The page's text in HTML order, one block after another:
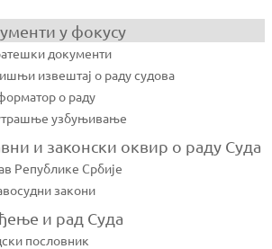
у фокусу
документи
извештај о раду судова
о раду
узбуњивање
и законски оквир о раду Суда
Републике Србије
закони
и рад Суда
пословник